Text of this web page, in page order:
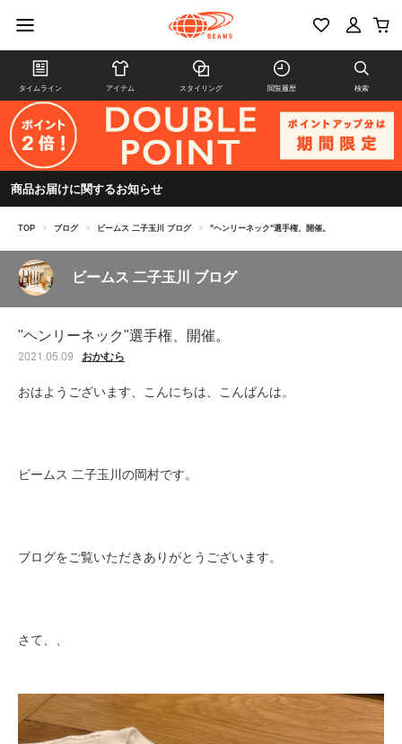
タイムライン アイテム スタイリング 閲覧履歴 検索
商品お届けに関するお知らせ
TOP > ブログ > ビームス 二子玉川 ブログ > "ヘンリーネック"選手権、開催。
ビームス 二子玉川 ブログ
"ヘンリーネック"選手権、開催。
2021.05.09 おかむら
おはようございます、こんにちは、こんばんは。
ビームス 二子玉川の岡村です。
ブログをご覧いただきありがとうございます。
さて、、